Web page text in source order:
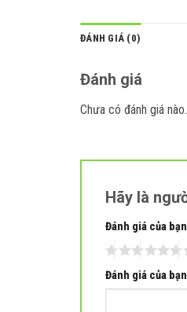
ĐÁNH GIÁ (0)
Đánh giá
Chưa có đánh giá nào.
Hãy là
Đánh giá của bạn
Đánh giá của bạn